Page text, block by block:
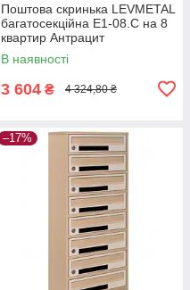
Поштова скринька LEVMETAL
багатосекційна Е1-08.C на 8
квартир Антрацит
1025×390×200
В наявності
3 604 ₴ 4 324,80 ₴
–17%